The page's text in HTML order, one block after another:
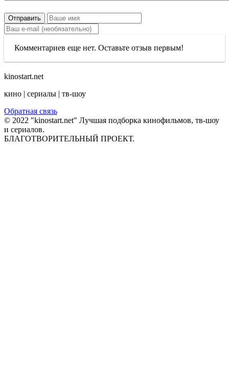
Отправить
Комментариев еще нет. Оставьте отзыв первым!
kinostart.net
кино | сериалы | тв-шоу
Обратная связь
© 2022 "kinostart.net" Лучшая подборка кинофильмов, тв-шоу
и сериалов.
БЛАГОТВОРИТЕЛЬНЫЙ ПРОЕКТ.